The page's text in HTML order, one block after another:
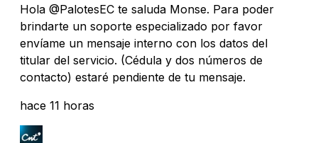
Hola @PalotesEC te saluda Monse. Para poder
brindarte un soporte especializado por favor
envíame un mensaje interno con los datos del
titular del servicio. (Cédula y dos números de
contacto) estaré pendiente de tu mensaje.
hace 11 horas